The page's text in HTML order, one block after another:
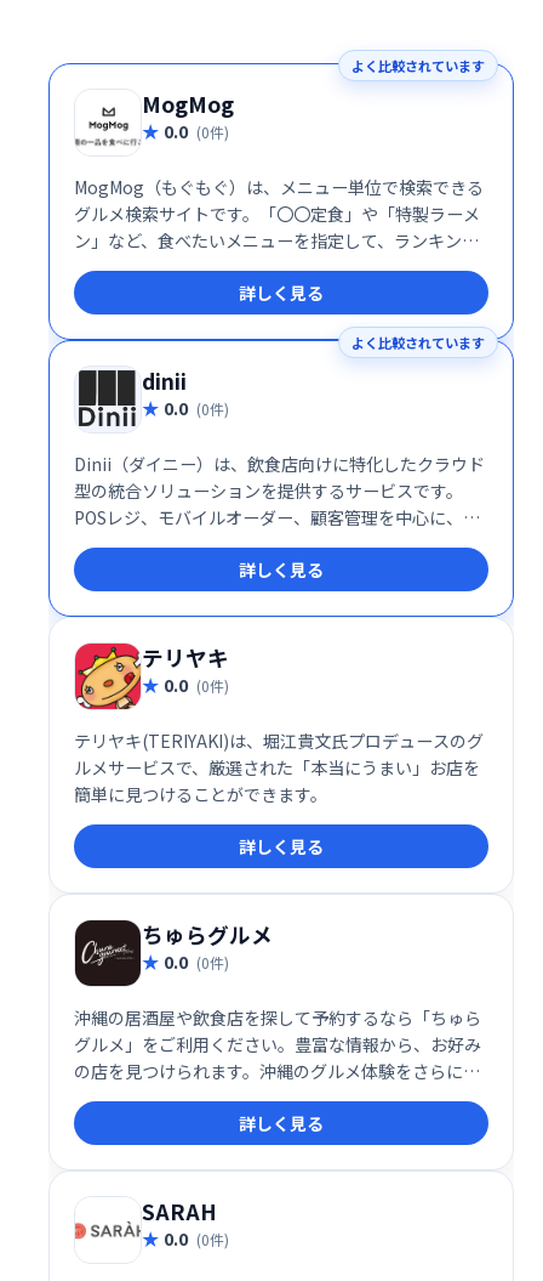
よく比較されています
MogMog
0.0 (0件)
MogMog（もぐもぐ）は、メニュー単位で検索できる
グルメ検索サイトです。「〇〇定食」や「特製ラーメ
ン」など、食べたいメニューを指定して、ランキング
形式でお店を探せます。 豊富なメニュー情報から、あ
なたの食べたい一品を見つけましょう！
詳しく見る
よく比較されています
dinii
0.0 (0件)
Dinii（ダイニー）は、飲食店向けに特化したクラウド
型の統合ソリューションを提供するサービスです。
POSレジ、モバイルオーダー、顧客管理を中心に、あ
らゆる業態に対応した機能を一元的に管理すること
で、飲食店の効率化や収益向上を実現します。柔軟性
の高いシステム設計とサポート体制により、小規模な
カフェから多店舗展開のレストランチェーンまで幅広
く利用されています。
詳しく見る
テリヤキ
0.0 (0件)
テリヤキ(TERIYAKI)は、堀江貴文氏プロデュースのグ
ルメサービスで、厳選された「本当にうまい」お店を
簡単に見つけることができます。
詳しく見る
ちゅらグルメ
0.0 (0件)
沖縄の居酒屋や飲食店を探して予約するなら「ちゅら
グルメ」をご利用ください。豊富な情報から、お好み
の店を見つけられます。沖縄のグルメ体験をさらに充
実させるお手伝いをいたします。
詳しく見る
SARAH
0.0 (0件)